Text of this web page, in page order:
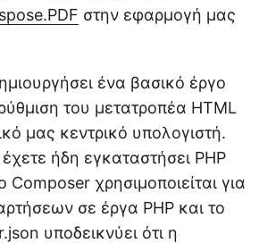
στην εφαρμογή μας
ένα βασικό έργο
του μετατροπέα HTML
μας κεντρικό υπολογιστή.
ήδη εγκαταστήσει PHP
χρησιμοποιείται για
σε έργα PHP και το
υποδεικνύει ότι η